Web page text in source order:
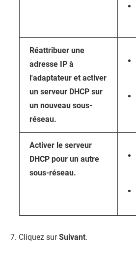
Réattribuer une
adresse IP à
l'adaptateur et activer
un serveur DHCP sur
un nouveau sous-
réseau.
Activer le serveur
DHCP pour un autre
sous-réseau.
Cliquez surSuivant.